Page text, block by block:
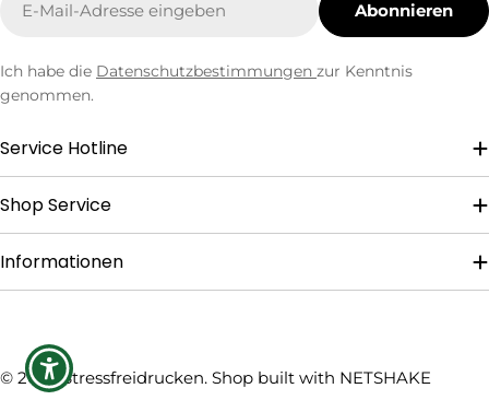
Service Hotline
Shop Service
Informationen
Mail
Abonnieren
Ich habe die Datenschutzbestimmungen zur Kenntnis
genommen.
Zahlungsmethoden
© 2026Stressfreidrucken. Shop built with NETSHAKE